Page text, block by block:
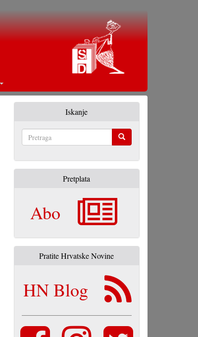
Iskanje
Pretplata
Abo
Pratite Hrvatske Novine
HN Blog